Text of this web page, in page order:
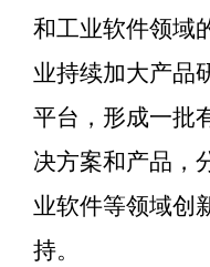
和工业软件领域
业持续加大产品
平台，形成一批
决方案和产品，
业软件等领域创
持。